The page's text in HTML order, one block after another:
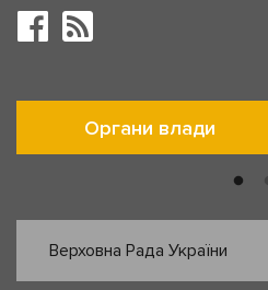
Органи влади
Верховна Рада України